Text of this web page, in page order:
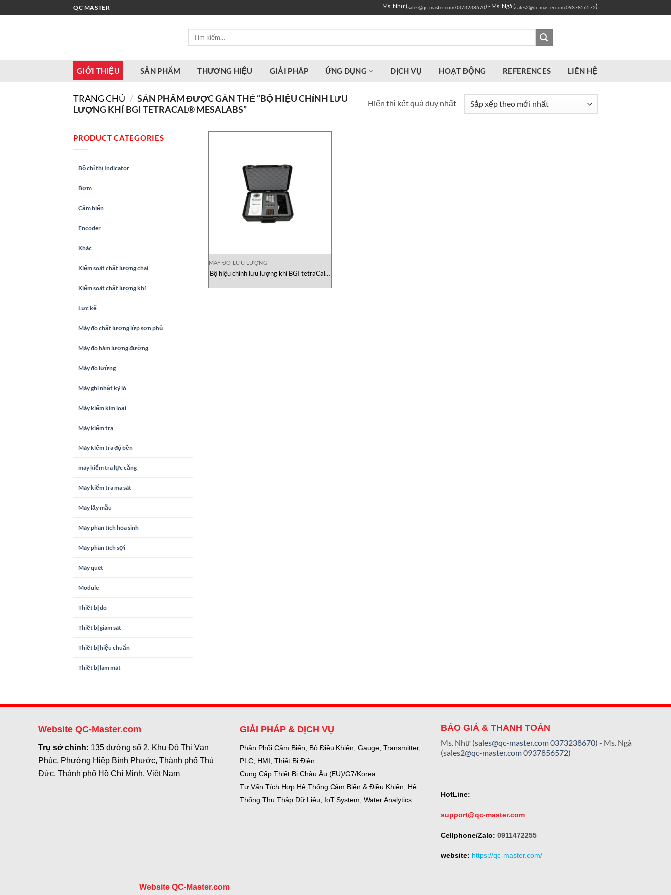
qua
QC MASTER Ms. Như (sales@qc-master.com0373238670) - Ms. Ngà (sales2@qc-master.com0937856572)
Tìm
GIỚI THIỆU SẢN PHẨM THƯƠNG HIỆU GIẢI PHÁP ỨNG DỤNG DỊCH VỤ HOẠT ĐỘNG REFERENCES LIÊN HỆ
TRANG CHỦ / SẢN PHẨM ĐƯỢC GẮN THẺ “BỘ HIỆU CHỈNH LƯU
LƯỢNG KHÍ BGI TETRACAL® MESALABS”
Hiển thị kết quả duy nhất
PRODUCT CATEGORIES
Bộ chỉ thị Indicator
Bơm
Cảm biến
Encoder
Khác
Kiểm soát chất lượng chai
Kiểm soát chất lượng khí
Lực kế
Máy đo chất lượng lớp sơn phủ
Máy đo hàm lượng đường
Máy đo lường
Máy ghi nhật ký lò
Máy kiểm kim loại
Máy kiểm tra
Máy kiểm tra độ bền
máy kiểm tra lực căng
Máy kiểm tra ma sát
Máy lấy mẫu
Máy phân tích hóa sinh
Máy phân tích sợi
Máy quét
Module
Thiết bị đo
Thiết bị giám sát
Thiết bị hiệu chuẩn
Thiết bị làm mát
MÁY ĐO LƯU LƯỢNG
Bộ hiệu chỉnh lưu lượng khí BGI tetraCal®
Website QC-Master.com
Trụ sở chính: 135 đường số 2, Khu Đô Thị Vạn
Phúc, Phường Hiệp Bình Phước, Thành phố Thủ
Đức, Thành phố Hồ Chí Minh, Việt Nam
GIẢI PHÁP & DỊCH VỤ
Phân Phối Cảm Biến, Bộ Điều Khiển, Gauge, Transmitter,
PLC, HMI, Thiết Bị Điện.
Cung Cấp Thiết Bị Châu Âu (EU)/G7/Korea.
Tư Vấn Tích Hợp Hệ Thống Cảm Biến & Điều Khiển, Hệ
Thống Thu Thập Dữ Liệu, IoT System, Water Analytics.
BÁO GIÁ & THANH TOÁN
Ms. Như (sales@qc-master.com0373238670) - Ms. Ngà
(sales2@qc-master.com0937856572)
HotLine:
support@qc-master.com
Cellphone/Zalo: 0911472255
website: https://qc-master.com/
Website QC-Master.com